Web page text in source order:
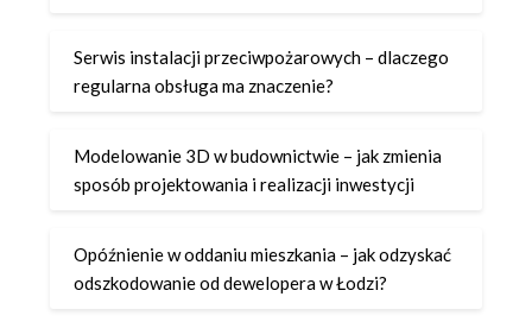
Serwis instalacji przeciwpożarowych – dlaczego
regularna obsługa ma znaczenie?
Modelowanie 3D w budownictwie – jak zmienia
sposób projektowania i realizacji inwestycji
Opóźnienie w oddaniu mieszkania – jak odzyskać
odszkodowanie od dewelopera w Łodzi?